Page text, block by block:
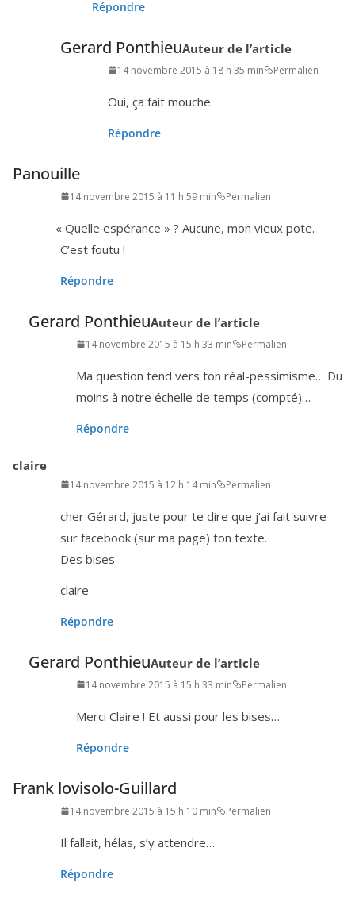
Répondre
Gerard PonthieuAuteur de l’article
14 novembre 2015 à 18 h 35 min Permalien
Oui, ça fait mouche.
Répondre
Panouille
14 novembre 2015 à 11 h 59 min Permalien
« Quelle espé­rance » ? Aucune, mon vieux pote.
C’est foutu !
Répondre
Gerard PonthieuAuteur de l’article
14 novembre 2015 à 15 h 33 min Permalien
Ma ques­tion tend vers ton réal-pes­si­misme… Du
moins à notre échelle de temps (comp­té)…
Répondre
claire
14 novembre 2015 à 12 h 14 min Permalien
cher Gérard, juste pour te dire que j’ai fait suivre
sur face­book (sur ma page) ton texte.
Des bises
claire
Répondre
Gerard PonthieuAuteur de l’article
14 novembre 2015 à 15 h 33 min Permalien
Merci Claire ! Et aus­si pour les bises…
Répondre
Frank lovisolo-Guillard
14 novembre 2015 à 15 h 10 min Permalien
Il fal­lait, hélas, s’y attendre…
Répondre